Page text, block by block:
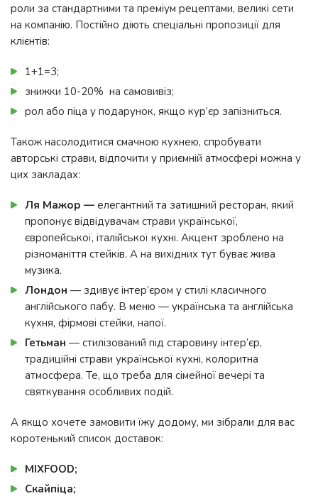
роли за стандартними та преміум рецептами, великі сети
на компанію. Постійно діють спеціальні пропозиції для
клієнтів:
1+1=3;
знижки 10-20% на самовивіз;
рол або піца у подарунок, якщо кур’єр запізниться.
Також насолодитися смачною кухнею, спробувати
авторські страви, відпочити у приємній атмосфері можна у
цих закладах:
Ля Мажор — елегантний та затишний ресторан, який
пропонує відвідувачам страви української,
європейської, італійської кухні. Акцент зроблено на
різноманіття стейків. А на вихідних тут буває жива
музика.
Лондон — здивує інтер’єром у стилі класичного
англійського пабу. В меню — українська та англійська
кухня, фірмові стейки, напої.
Гетьман — стилізований під старовину інтер’єр,
традиційні страви української кухні, колоритна
атмосфера. Те, що треба для сімейної вечері та
святкування особливих подій.
А якщо хочете замовити їжу додому, ми зібрали для вас
коротенький список доставок:
MIXFOOD;
Скайпіца;